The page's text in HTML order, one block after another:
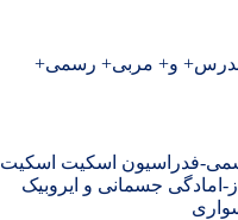
مدرس+ و+ مربی+ رسمی+
فدراسیون اسکیت اسکیت
جسمانی و ایروبیک